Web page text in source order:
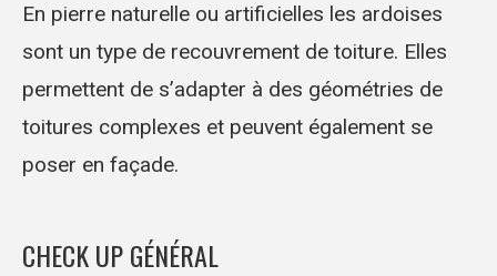
En pierre naturelle ou artificielles les ardoises
sont un type de recouvrement de toiture. Elles
permettent de s’adapter à des géométries de
toitures complexes et peuvent également se
poser en façade.
CHECK UP GÉNÉRAL